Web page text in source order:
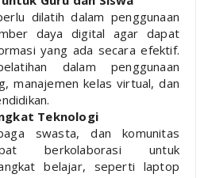
dilatih dalam penggunaan
daya digital agar dapat
yang ada secara efektif.
dalam penggunaan
manajemen kelas virtual, dan
Teknologi
swasta, dan komunitas
berkolaborasi untuk
belajar, seperti laptop